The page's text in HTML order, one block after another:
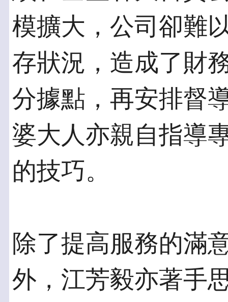
模擴大，公司卻難
存狀況，造成了財
分據點，再安排督
婆大人亦親自指導
的技巧。
除了提高服務的滿
外，江芳毅亦著手